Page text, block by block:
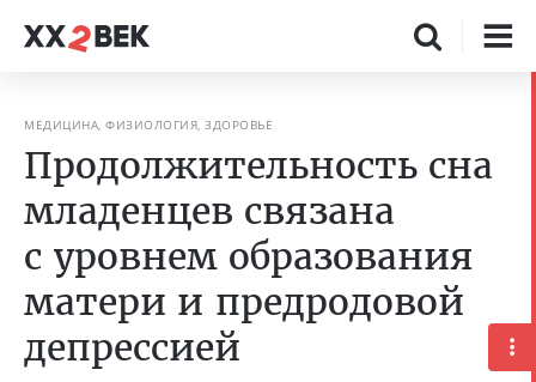
МЕДИЦИНА, ФИЗИОЛОГИЯ, ЗДОРОВЬЕ
Продолжительность сна
младенцев связана
с уровнем образования
матери и предродовой
депрессией